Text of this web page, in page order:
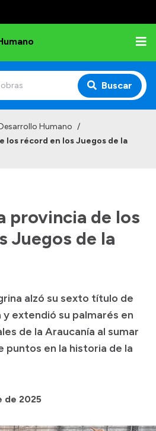
Buscar
Humano /
los récord en los Juegos de la
provincia de los
Juegos de la
alzó su sexto título de
extendió su palmarés en
de la Araucanía al sumar
puntos en la historia de la
de 2025